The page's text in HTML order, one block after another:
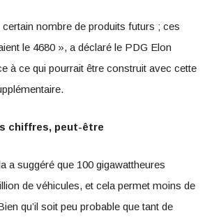
certain nombre de produits futurs ; ces
le 4680 », a déclaré le PDG Elon
à ce qui pourrait être construit avec cette
chiffres, peut-être
a suggéré que 100 gigawattheures
de véhicules, et cela permet moins de
qu’il soit peu probable que tant de